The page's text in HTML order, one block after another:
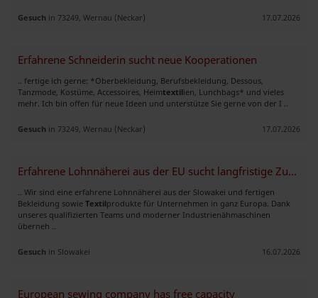
Gesuch in 73249, Wernau (Neckar) 17.07.2026
Erfahrene Schneiderin sucht neue Kooperationen
.. fertige ich gerne: *Oberbekleidung, Berufsbekleidung, Dessous,
Tanzmode, Kostüme, Accessoires, Heimtextilien, Lunchbags* und vieles
mehr. Ich bin offen für neue Ideen und unterstütze Sie gerne von der I ..
Gesuch in 73249, Wernau (Neckar) 17.07.2026
Erfahrene Lohnnäherei aus der EU sucht langfristige Zusammenarbeit
.. Wir sind eine erfahrene Lohnnäherei aus der Slowakei und fertigen
Bekleidung sowie Textilprodukte für Unternehmen in ganz Europa. Dank
unseres qualifizierten Teams und moderner Industrienähmaschinen
überneh ..
Gesuch in Slowakei 16.07.2026
European sewing company has free capacity